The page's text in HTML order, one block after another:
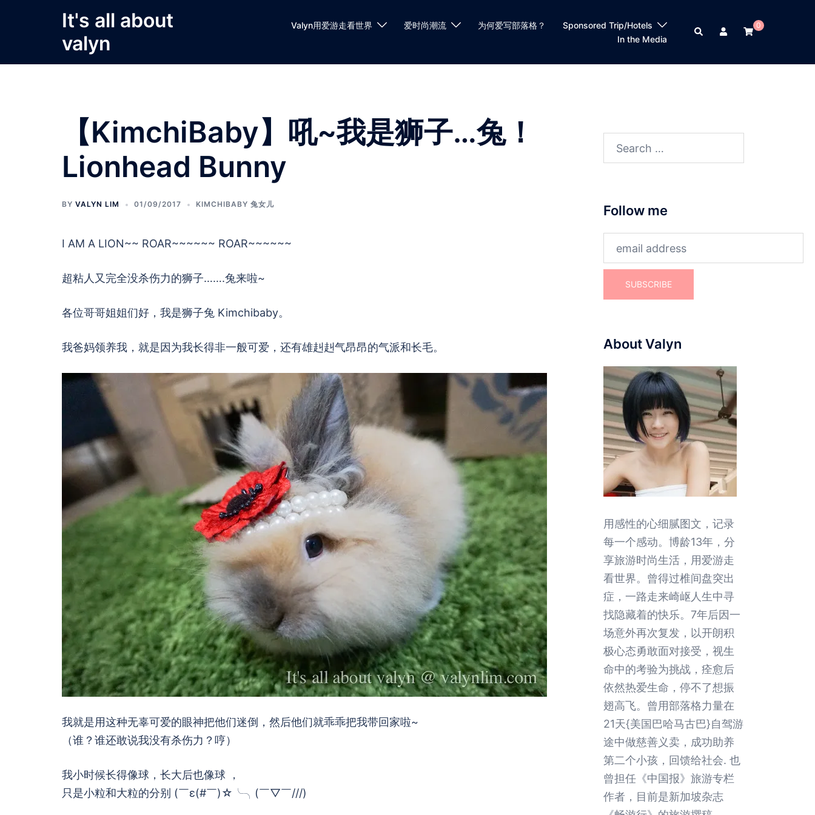
It's all about
valyn
Valyn用爱游走看世界 爱时尚潮流 为何爱写部落格？
Sponsored Trip/Hotels
In the Media
Search
0
【KimchiBaby】吼~我是狮子…兔！
Lionhead Bunny
BY VALYN LIM 01/09/2017 KIMCHIBABY 兔女儿
I AM A LION~~ ROAR~~~~~~ ROAR~~~~~~
超粘人又完全没杀伤力的狮子…….兔来啦~
各位哥哥姐姐们好，我是狮子兔 Kimchibaby。
我爸妈领养我，就是因为我长得非一般可爱，还有雄赳赳气昂昂的气派和长毛。
我就是用这种无辜可爱的眼神把他们迷倒，然后他们就乖乖把我带回家啦~
（谁？谁还敢说我没有杀伤力？哼）
我小时候长得像球，长大后也像球 ，
只是小粒和大粒的分别 (￣ε(#￣)☆╰╮(￣▽￣///)
Search
Follow me
About Valyn
用感性的心细腻图文，记录
每一个感动。博龄13年，分
享旅游时尚生活，用爱游走
看世界。曾得过椎间盘突出
症，一路走来崎岖人生中寻
找隐藏着的快乐。7年后因一
场意外再次复发，以开朗积
极心态勇敢面对接受，视生
命中的考验为挑战，痊愈后
依然热爱生命，停不了想振
翅高飞。曾用部落格力量在
21天{美国巴哈马古巴}自驾游
途中做慈善义卖，成功助养
第二个小孩，回馈给社会. 也
曾担任《中国报》旅游专栏
作者，目前是新加坡杂志